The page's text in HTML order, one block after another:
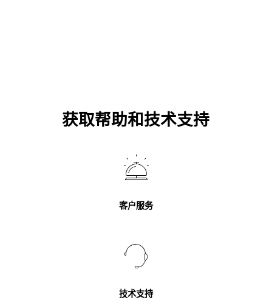
获取帮助和技术支持
客户服务
技术支持